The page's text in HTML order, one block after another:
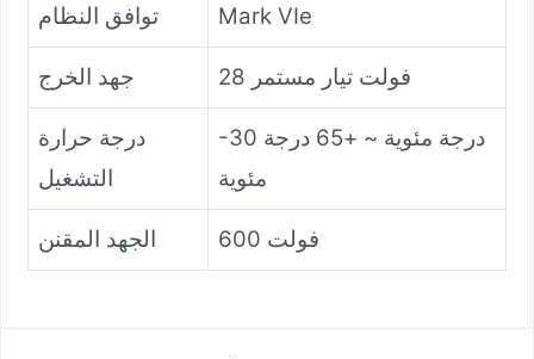
توافق النظام Mark VIe
جهد الخرج 28 فولت تيار مستمر
درجة حرارة
التشغيل
-30 درجة مئوية ~ +65 درجة
مئوية
الجهد المقنن 600 فولت